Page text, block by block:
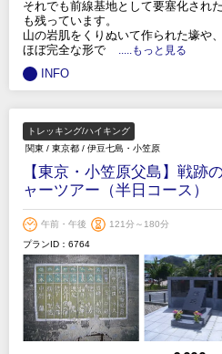
それでも前線基地として要塞化され
も残っています。
山の岩肌をくりぬいて作られた壕や
ほぼ完全な形で
.....もっと見る
INFO
トレッキング/ハイキング
関東 / 東京都 / 伊豆七島・小笠原
【東京・小笠原父島】戦跡
ャーツアー（半日コース）
午前・午後
121分～180分
プランID：6764